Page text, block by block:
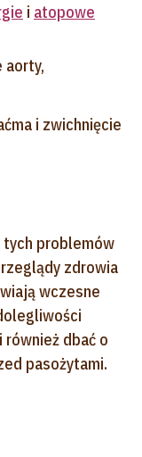
i atopowe
aorty,
i zwichnięcie
tych problemów
zdrowia
wczesne
dbać o
pasożytami.